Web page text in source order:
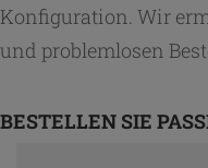
Konfiguration. Wir
und problemlosen
BESTELLEN SIE